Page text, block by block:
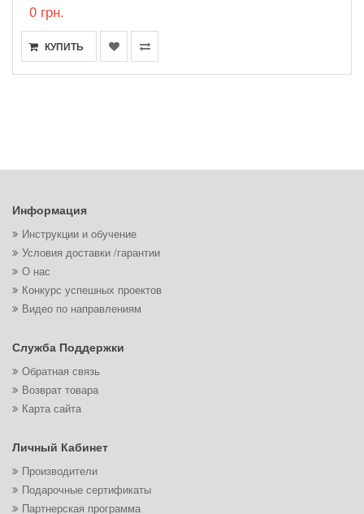
0 грн.
КУПИТЬ
Информация
Инструкции и обучение
Условия доставки /гарантии
О нас
Конкурс успешных проектов
Видео по направлениям
Служба Поддержки
Обратная связь
Возврат товара
Карта сайта
Личный Кабинет
Производители
Подарочные сертификаты
Партнерская программа